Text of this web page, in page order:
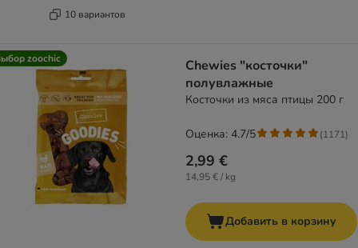
10 вариантов
zoochic
Chewies "косточки"
полувлажные
Косточки из мяса птицы 200 г
2,99 €
14,95 € / kg
Оценка: 4.7/5 (1171)
Добавить в корзину